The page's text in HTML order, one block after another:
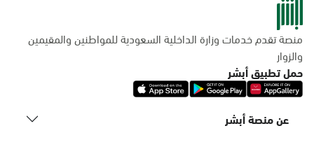
منصة تقدم خدمات وزارة الداخلية السعودية للمواطنين والمقيمين
والزوار
حمل تطبيق أبشر
عن منصة أبشر